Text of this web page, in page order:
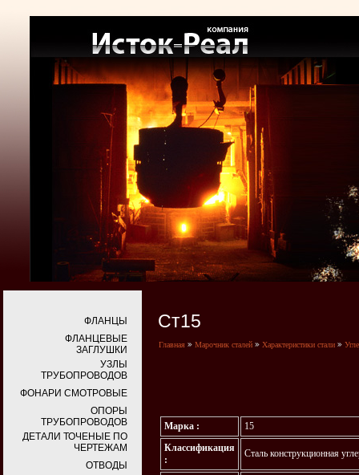
ФЛАНЦЫ
ФЛАНЦЕВЫЕ
ЗАГЛУШКИ
УЗЛЫ
ТРУБОПРОВОДОВ
ФОНАРИ СМОТРОВЫЕ
ОПОРЫ
ТРУБОПРОВОДОВ
ДЕТАЛИ ТОЧЕНЫЕ ПО
ЧЕРТЕЖАМ
ОТВОДЫ
Ст15
Главная Марочник сталей Характеристики стали
Марка :
15
Классификация
:
Сталь конструкционная